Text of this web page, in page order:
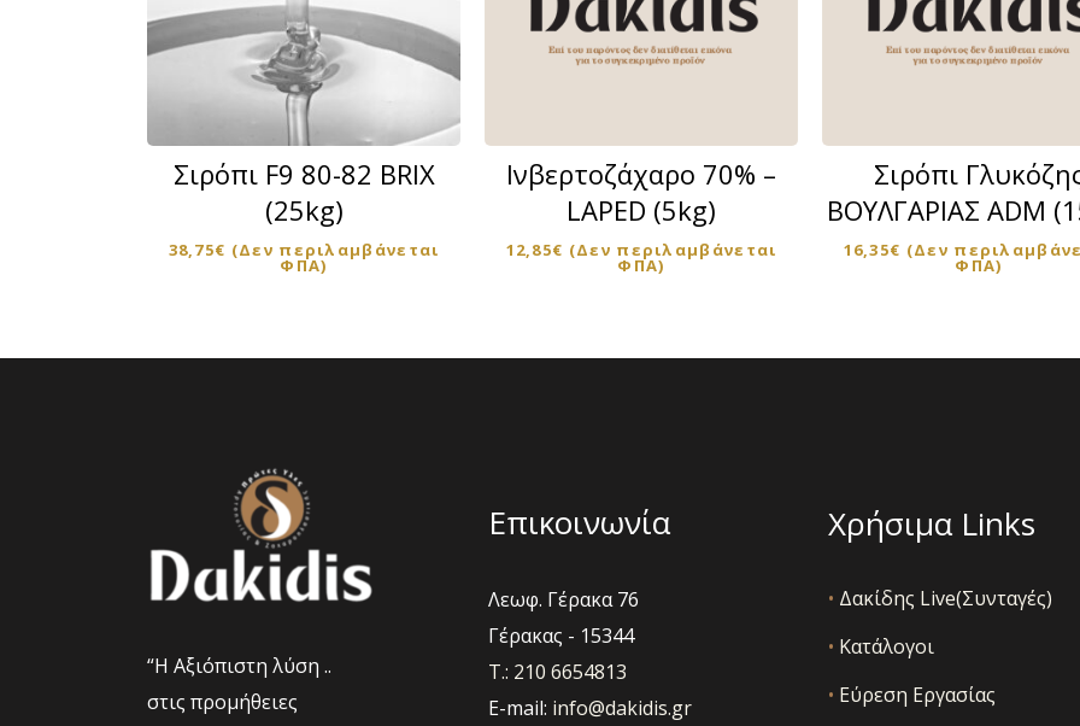
Σιρόπι F9 80-82 BRIX
(25kg)
38,75€ (Δεν περιλαμβάνεται
ΦΠΑ)
Ινβερτοζάχαρο 70% –
LAPED (5kg)
12,85€ (Δεν περιλαμβάνεται
ΦΠΑ)
Σιρόπι
ΒΟΥΛΓΑΡΙΑΣ ADM
16,35€ (Δεν
ΦΠΑ)
“Η Αξιόπιστη λύση ..
στις προμήθειες
Επικοινωνία
Λεωφ. Γέρακα 76
Γέρακας - 15344
Τ.: 210 6654813
E-mail: info@dakidis.gr
Χρήσιμα Links
• Δακίδης Live(Συνταγές)
• Κατάλογοι
• Εύρεση Εργασίας